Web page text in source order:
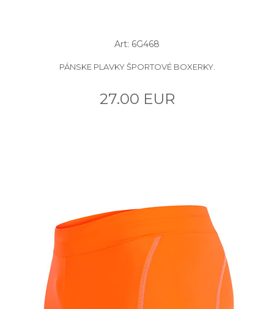
Art: 6G468
PÁNSKE PLAVKY ŠPORTOVÉ BOXERKY.
27.00 EUR